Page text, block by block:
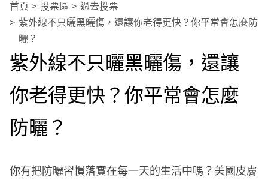
首頁 投票區
過去投票
紫外線不只曬黑曬傷，還讓你老得更快？你平常會怎麼防
曬？
紫外線不只曬黑曬傷，還讓
你老得更快？你平常會怎麼
防曬？
你有把防曬習慣落實在每一天的生活中嗎？美國皮膚